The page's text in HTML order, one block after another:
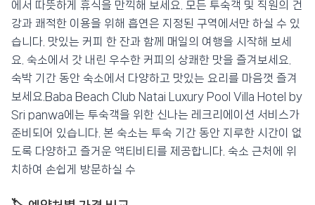
에서 따뜻하게 휴식을 만끽해 보세요. 모든 투숙객 및 직원의 건
강과 쾌적한 이용을 위해 흡연은 지정된 구역에서만 하실 수 있
습니다. 맛있는 커피 한 잔과 함께 매일의 여행을 시작해 보세
요. 숙소에서 갓 내린 우수한 커피의 상쾌한 맛을 즐겨보세요.
숙박 기간 동안 숙소에서 다양하고 맛있는 요리를 마음껏 즐겨
보세요.Baba Beach Club Natai Luxury Pool Villa Hotel by
Sri panwa에는 투숙객을 위한 신나는 레크리에이션 서비스가
준비되어 있습니다. 본 숙소는 투숙 기간 동안 지루한 시간이 없
도록 다양하고 즐거운 액티비티를 제공합니다. 숙소 근처에 위
치하여 손쉽게 방문하실 수